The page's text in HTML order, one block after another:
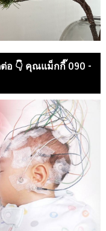
อ 👇 คุณแม็กกี๊ 090 -